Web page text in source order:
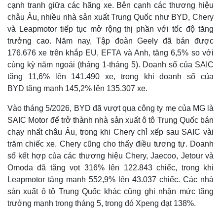
cạnh tranh giữa các hãng xe. Bên cạnh các thương hiệu
châu Âu, nhiều nhà sản xuất Trung Quốc như BYD, Chery
và Leapmotor tiếp tục mở rộng thị phần với tốc độ tăng
trưởng cao. Năm nay, Tập đoàn Geely đã bán được
176.676 xe trên khắp EU, EFTA và Anh, tăng 6,5% so với
cùng kỳ năm ngoái (tháng 1-tháng 5). Doanh số của SAIC
tăng 11,6% lên 141.490 xe, trong khi doanh số của
BYD tăng mạnh 145,2% lên 135.307 xe.
Vào tháng 5/2026, BYD đã vượt qua công ty mẹ của MG là
SAIC Motor để trở thành nhà sản xuất ô tô Trung Quốc bán
chạy nhất châu Âu, trong khi Chery chỉ xếp sau SAIC vài
trăm chiếc xe. Chery cũng cho thấy điều tương tự. Doanh
số kết hợp của các thương hiệu Chery, Jaecoo, Jetour và
Omoda đã tăng vọt 316% lên 122.843 chiếc, trong khi
Leapmotor tăng mạnh 552,9% lên 43.037 chiếc. Các nhà
sản xuất ô tô Trung Quốc khác cũng ghi nhận mức tăng
trưởng mạnh trong tháng 5, trong đó Xpeng đạt 138%.